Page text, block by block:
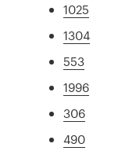
1025
1304
553
1996
306
490